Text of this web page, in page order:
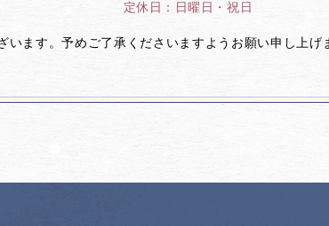
日曜日・祝日
ます。予めご了承くださいますようお願い申し上げ